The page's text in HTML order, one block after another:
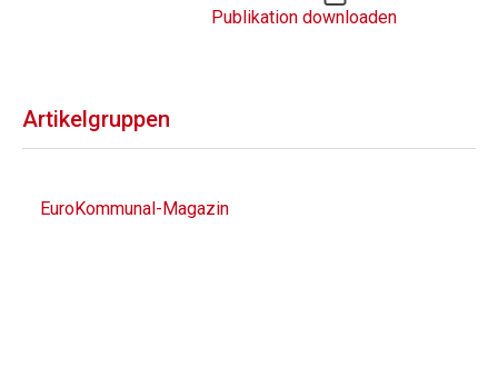
Publikation downloaden
Artikelgruppen
EuroKommunal-Magazin